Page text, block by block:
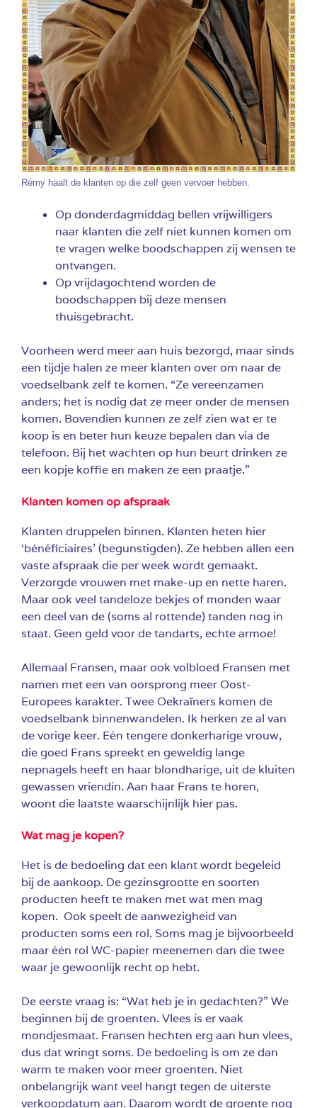
Rémy haalt de klanten op die zelf geen vervoer hebben.
Op donderdagmiddag bellen vrijwilligers
naar klanten die zelf niet kunnen komen om
te vragen welke boodschappen zij wensen te
ontvangen.
Op vrijdagochtend worden de
boodschappen bij deze mensen
thuisgebracht.
Voorheen werd meer aan huis bezorgd, maar sinds
een tijdje halen ze meer klanten over om naar de
voedselbank zelf te komen. “Ze vereenzamen
anders; het is nodig dat ze meer onder de mensen
komen. Bovendien kunnen ze zelf zien wat er te
koop is en beter hun keuze bepalen dan via de
telefoon. Bij het wachten op hun beurt drinken ze
een kopje koffie en maken ze een praatje.”
Klanten komen op afspraak
Klanten druppelen binnen. Klanten heten hier
‘bénéficiaires’ (begunstigden). Ze hebben allen een
vaste afspraak die per week wordt gemaakt.
Verzorgde vrouwen met make-up en nette haren.
Maar ook veel tandeloze bekjes of monden waar
een deel van de (soms al rottende) tanden nog in
staat. Geen geld voor de tandarts, echte armoe!
Allemaal Fransen, maar ook volbloed Fransen met
namen met een van oorsprong meer Oost-
Europees karakter. Twee Oekraïners komen de
voedselbank binnenwandelen. Ik herken ze al van
de vorige keer. Eén tengere donkerharige vrouw,
die goed Frans spreekt en geweldig lange
nepnagels heeft en haar blondharige, uit de kluiten
gewassen vriendin. Aan haar Frans te horen,
woont die laatste waarschijnlijk hier pas.
Wat mag je kopen?
Het is de bedoeling dat een klant wordt begeleid
bij de aankoop. De gezinsgrootte en soorten
producten heeft te maken met wat men mag
kopen. Ook speelt de aanwezigheid van
producten soms een rol. Soms mag je bijvoorbeeld
maar één rol WC-papier meenemen dan die twee
waar je gewoonlijk recht op hebt.
De eerste vraag is: “Wat heb je in gedachten?” We
beginnen bij de groenten. Vlees is er vaak
mondjesmaat. Fransen hechten erg aan hun vlees,
dus dat wringt soms. De bedoeling is om ze dan
warm te maken voor meer groenten. Niet
onbelangrijk want veel hangt tegen de uiterste
verkoopdatum aan. Daarom wordt de groente nog